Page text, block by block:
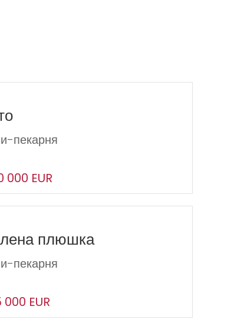
пекарня
000 EUR
плюшка
пекарня
000 EUR